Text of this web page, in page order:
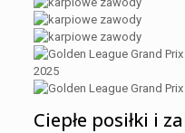
Ciepłe posiłki i